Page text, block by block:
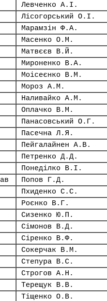
Левченко А.І.
Лісогорський О.І.
Марамзін Ф.А.
Масенко О.М.
Матвєєв В.Й.
Мироненко В.А.
Моісеєнко В.М.
Мороз А.М.
Наливайко А.М.
Оплачко В.М.
Панасовський О.Г.
Пасечна Л.Я.
Пейгалайнен А.В.
Петренко Д.Д.
Понеділко В.І.
Попов Г.Д.
Пхиденко С.С.
Роєнко В.Г.
Сизенко Ю.П.
Сімонов В.Д.
Сіренко В.Ф.
Сокерчак В.М.
Степура В.С.
Строгов А.Н.
Терещук В.В.
Тіщенко О.В.